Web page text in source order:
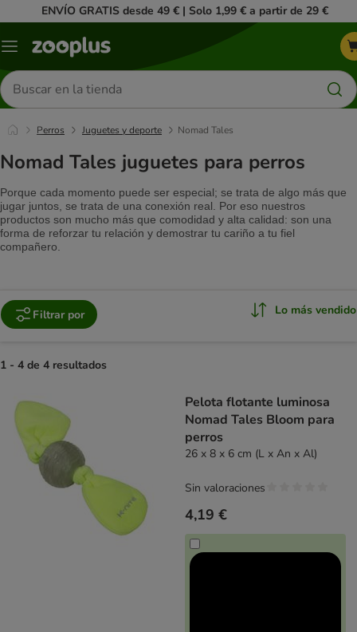
ENVÍO GRATIS desde 49 € | Solo 1,99 € a partir de 29 €
Menú
Buscar
productos
Perros Juguetes y deporte Nomad Tales
Nomad Tales juguetes para perros
Porque cada momento puede ser especial; se trata de algo más que
jugar juntos, se trata de una conexión real. Por eso nuestros
productos son mucho más que comodidad y alta calidad: son una
forma de reforzar tu relación y demostrar tu cariño a tu fiel
compañero.
Filtrar por Lo más vendido
1 - 4 de 4 resultados
Pelota flotante luminosa
Nomad Tales Bloom para
perros
26 x 8 x 6 cm (L x An x Al)
4,19 €
Sin valoraciones